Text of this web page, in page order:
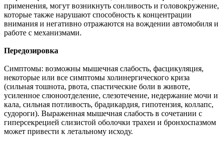
применения, могут возникнуть сонливость и головокружение,
которые также нарушают способность к концентрации
внимания и негативно отражаются на вождении автомобиля и
работе с механизмами.
Передозировка
Симптомы: возможны мышечная слабость, фасцикуляция,
некоторые или все симптомы холинергического криза
(сильная тошнота, рвота, спастические боли в животе,
усиленное слюноотделение, слезотечение, недержание мочи и
кала, сильная потливость, брадикардия, гипотензия, коллапс,
судороги). Выраженная мышечная слабость в сочетании с
гиперсекрецией слизистой оболочки трахеи и бронхоспазмом
может привести к летальному исходу.